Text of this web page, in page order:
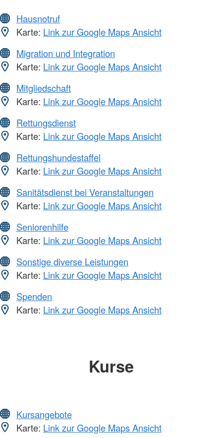
Hausnotruf
Karte: Link zur Google Maps Ansicht
Migration und Integration
Karte: Link zur Google Maps Ansicht
Mitgliedschaft
Karte: Link zur Google Maps Ansicht
Rettungsdienst
Karte: Link zur Google Maps Ansicht
Rettungshundestaffel
Karte: Link zur Google Maps Ansicht
Sanitätsdienst bei Veranstaltungen
Karte: Link zur Google Maps Ansicht
Seniorenhilfe
Karte: Link zur Google Maps Ansicht
Sonstige diverse Leistungen
Karte: Link zur Google Maps Ansicht
Spenden
Karte: Link zur Google Maps Ansicht
Kurse
Kursangebote
Karte: Link zur Google Maps Ansicht